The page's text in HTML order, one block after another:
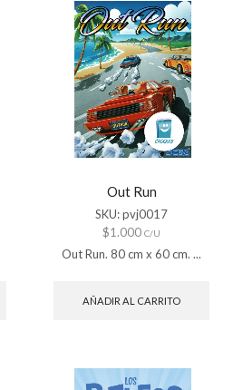
Out Run
SKU:pvj0017
$1.000 C/U
Out Run. 80 cm x 60 cm. ...
AÑADIR AL CARRITO